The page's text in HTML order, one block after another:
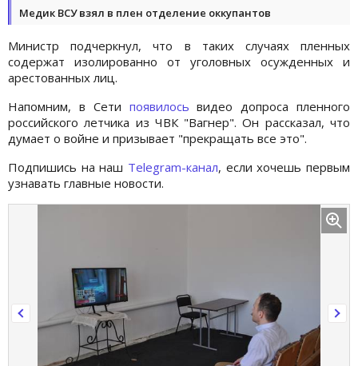
Медик ВСУ взял в плен отделение оккупантов
Министр подчеркнул, что в таких случаях пленных
содержат изолированно от уголовных осужденных и
арестованных лиц.
Напомним, в Сети появилось видео допроса пленного
российского летчика из ЧВК "Вагнер". Он рассказал, что
думает о войне и призывает "прекращать все это".
Подпишись на наш Telegram-канал, если хочешь первым
узнавать главные новости.